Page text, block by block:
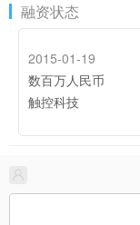
融资状态
2015-01-19
数百万人民币
触控科技